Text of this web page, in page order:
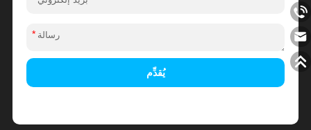
*
يُقدِّم